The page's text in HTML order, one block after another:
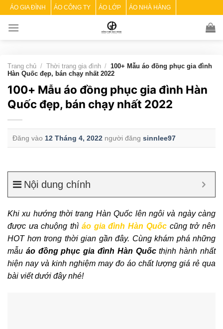
Skip
content
ÁO GIA ĐÌNH ÁO CÔNG TY ÁO LỚP ÁO NHÀ HÀNG
Trang chủ / Thời trang gia đình / 100+ Mẫu áo đồng phục gia đình
Hàn Quốc đẹp, bán chạy nhất 2022
100+ Mẫu áo đồng phục gia đình Hàn
Quốc đẹp, bán chạy nhất 2022
Đăng vào 12 Tháng 4, 2022 người đăng sinnlee97
Nội dung chính
Khi xu hướng thời trang Hàn Quốc lên ngôi và ngày càng
được ưa chuộng thì áo gia đình Hàn Quốccũng trở nên
HOT hơn trong thời gian gần đây. Cùng khám phá những
mẫu áo đồng phục gia đình Hàn Quốcthịnh hành nhất
hiện nay và kinh nghiệm may đo áo chất lượng giá rẻ qua
bài viết dưới đây nhé!